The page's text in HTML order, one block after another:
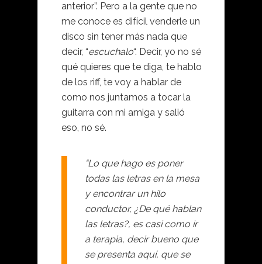
anterior”. Pero a la gente que no
me conoce es difícil venderle un
disco sin tener más nada que
decir, “escuchalo“. Decir, yo no sé
qué quieres que te diga, te hablo
de los riff, te voy a hablar de
como nos juntamos a tocar la
guitarra con mi amiga y salió
eso, no sé.
“Lo que hago es poner
todas las letras en la mesa
y encontrar un hilo
conductor, ¿De qué hablan
las letras?, es casi como ir
a terapia, decir bueno que
se presenta aquí, que se